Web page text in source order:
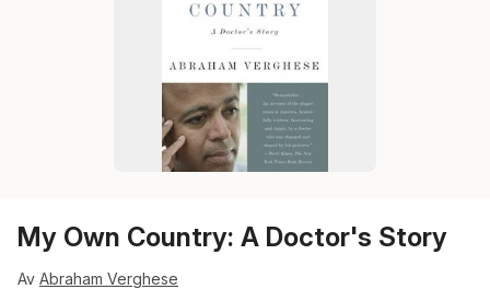
My Own Country: A Doctor's Story
Av Abraham Verghese